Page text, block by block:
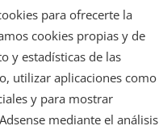
para ofrecerte la
cookies propias y de
y estadísticas de las
utilizar aplicaciones como
y para mostrar
mediante el análisis